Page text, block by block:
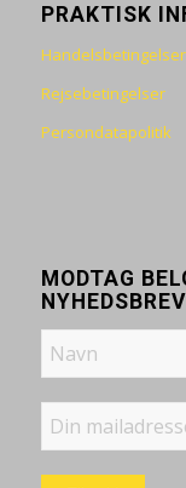
PRAKTISK
Handelsbetingelser
Rejsebetingelser
Persondatapolitik
MODTAG
NYHEDSBREV